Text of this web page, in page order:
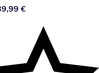
€ €